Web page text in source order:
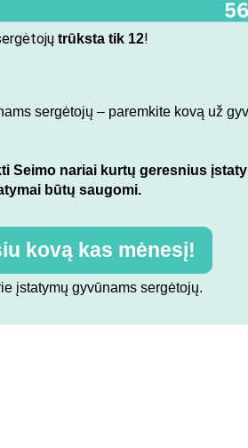
trūksta tik 12!
sergėtojų – paremkite kovą už
Seimo nariai kurtų geresnius
būtų saugomi.
kovą kas mėnesį!
įstatymų gyvūnams sergėtojų.